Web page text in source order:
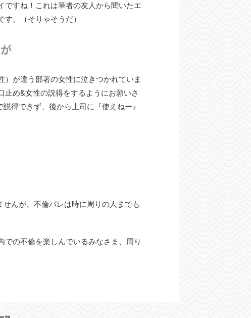
すね！これは筆者の友人から聞いたエ
。（そりゃそうだ）
）が違う部署の女性に泣きつかれていま
め&女性の説得をするようにお願いさ
得できず、後から上司に『使えねー』
んが、不倫バレは時に周りの人までも
の不倫を楽しんでいるみなさま、周り